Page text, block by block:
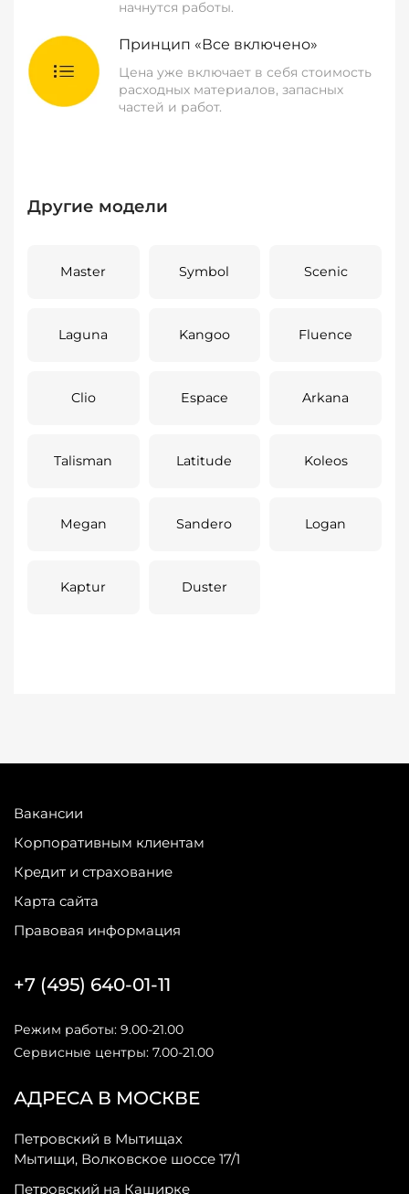
начнутся работы.
Принцип «Все включено»
Цена уже включает в себя стоимость
расходных материалов, запасных
частей и работ.
Другие модели
Master Symbol Scenic
Laguna Kangoo Fluence
Clio Espace Arkana
Talisman Latitude Koleos
Megan Sandero Logan
Kaptur Duster
Вакансии
Корпоративным клиентам
Кредит и страхование
Карта сайта
Правовая информация
АДРЕСА В МОСКВЕ
Петровский в Мытищах
Мытищи, Волковское шоссе 17/1
Петровский на Каширке
+7 (495) 640-01-11
Режим работы: 9.00-21.00
Сервисные центры: 7.00-21.00